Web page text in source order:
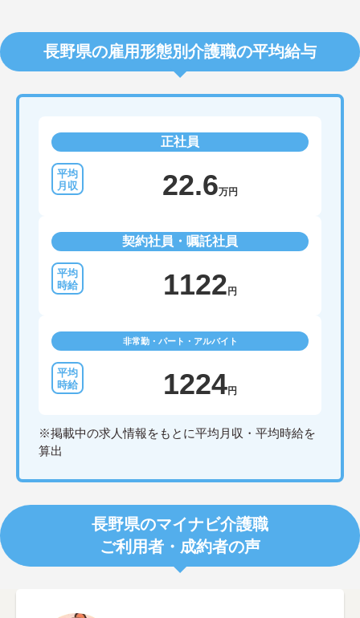
長野県の雇用形態別介護職の平均給与
正社員
22.6万円
契約社員・嘱託社員
1122円
非常勤・パート・アルバイト
1224円
※掲載中の求人情報をもとに平均月収・平均時給を
算出
長野県のマイナビ介護職
ご利用者・成約者の声